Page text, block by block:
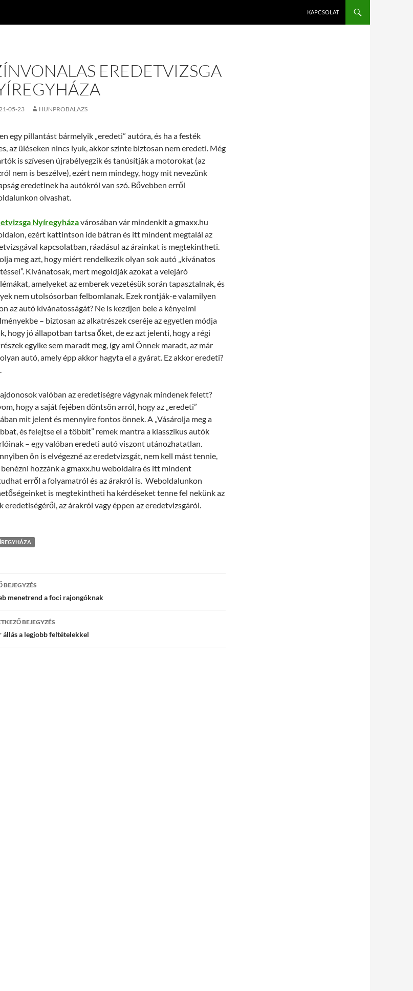
KAPCSOLAT
EREDETVIZSGA
05-23 HUNPROBALAZS
egy pillantást bármelyik „eredeti” autóra, és ha a festék
az üléseken nincs lyuk, akkor szinte biztosan nem eredeti. Még
is szívesen újrabélyegzik és tanúsítják a motorokat (az
nem is beszélve), ezért nem mindegy, hogy mit nevezünk
eredetinek ha autókról van szó. Bővebben erről
olvashat.
Nyíregyházavárosában vár mindenkit a gmaxx.hu
ezért kattintson ide bátran és itt mindent megtalál az
kapcsolatban, ráadásul az árainkat is megtekintheti.
meg azt, hogy miért rendelkezik olyan sok autó „kívánatos
Kívánatosak, mert megoldják azokat a velejáró
amelyeket az emberek vezetésük során tapasztalnak, és
nem utolsósorban felbomlanak. Ezek rontják-e valamilyen
az autó kívánatosságát? Ne is kezdjen bele a kényelmi
– biztosan az alkatrészek cseréje az egyetlen módja
hogy jó állapotban tartsa őket, de ez azt jelenti, hogy a régi
egyike sem maradt meg, így ami Önnek maradt, az már
autó, amely épp akkor hagyta el a gyárat. Ez akkor eredeti?
valóban az eredetiségre vágynak mindenek felett?
hogy a saját fejében döntsön arról, hogy az „eredeti”
mit jelent és mennyire fontos önnek. A „Vásárolja meg a
és felejtse el a többit” remek mantra a klasszikus autók
– egy valóban eredeti autó viszont utánozhatatlan.
ön is elvégezné az eredetvizsgát, nem kell mást tennie,
hozzánk a gmaxx.hu weboldalra és itt mindent
erről a folyamatról és az árakról is. Weboldalunkon
is megtekintheti ha kérdéseket tenne fel nekünk az
eredetiségéről, az árakról vagy éppen az eredetvizsgáról.
BEJEGYZÉS
menetrend a foci rajongóknak
BEJEGYZÉS
állás a legjobb feltételekkel